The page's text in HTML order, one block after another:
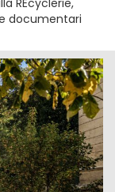
documentari